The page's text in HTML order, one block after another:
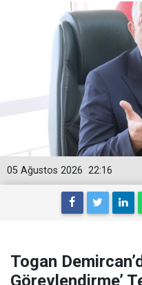
22:16
05 Ağustos 2026
Togan
Görevlendirme’